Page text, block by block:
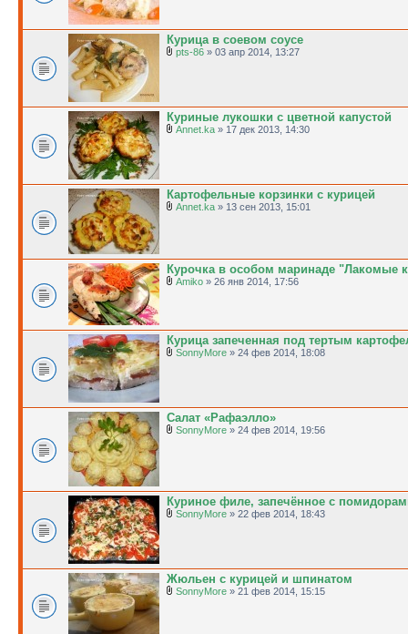
Курица в соевом соусе
pts-86 » 03 апр 2014, 13:27
Куриные лукошки с цветной капустой
Annet.ka » 17 дек 2013, 14:30
Картофельные корзинки с курицей
Annet.ka » 13 сен 2013, 15:01
Курочка в особом маринаде "Лакомые
Amiko » 26 янв 2014, 17:56
Курица запеченная под тертым
SonnyMore » 24 фев 2014, 18:08
Салат «Рафаэлло»
SonnyMore » 24 фев 2014, 19:56
Куриное филе, запечённое с
SonnyMore » 22 фев 2014, 18:43
Жюльен с курицей и шпинатом
SonnyMore » 21 фев 2014, 15:15